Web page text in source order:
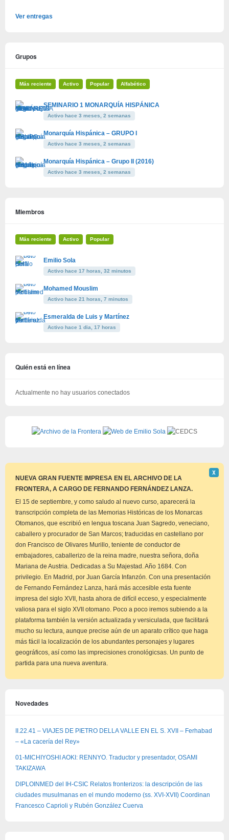
Ver entregas
Grupos
Más reciente Activo Popular Alfabético
SEMINARIO 1 MONARQUÍA HISPÁNICA
Activo hace 3 meses, 2 semanas
Monarquía Hispánica – GRUPO I
Activo hace 3 meses, 2 semanas
Monarquía Hispánica – Grupo II (2016)
Activo hace 3 meses, 2 semanas
Miembros
Más reciente Activo Popular
Emilio Sola
Activo hace 17 horas, 32 minutos
Mohamed Mouslim
Activo hace 21 horas, 7 minutos
Esmeralda de Luis y Martínez
Activo hace 1 dia, 17 horas
Quién está en línea
Actualmente no hay usuarios conectados
NUEVA GRAN FUENTE IMPRESA EN EL ARCHIVO DE LA
FRONTERA, A CARGO DE FERNANDO FERNÁNDEZ LANZA.
este
Χ
El 15 de septiembre, y como saludo al nuevo curso, aparecerá la
transcripción completa de las Memorias Históricas de los Monarcas
Otomanos, que escribió en lengua toscana Juan Sagredo, veneciano,
caballero y procurador de San Marcos; traducidas en castellano por
don Francisco de Olivares Murillo, teniente de conductor de
embajadores, caballerizo de la reina madre, nuestra señora, doña
Mariana de Austria. Dedicadas a Su Majestad. Año 1684. Con
privilegio. En Madrid, por Juan García Infanzón. Con una presentación
de Fernando Fernández Lanza, hará más accesible esta fuente
impresa del siglo XVII, hasta ahora de difícil ecceso, y especialmente
valiosa para el siglo XVII otomano. Poco a poco iremos subiendo a la
plataforma también la versión actualizada y versiculada, que facilitará
mucho su lectura, aunque precise aún de un aparato crítico que haga
más fácil la localización de los abundantes personajes y lugares
geográficos, así como las imprecisiones cronológicsas. Un punto de
partida para una nueva aventura.
Novedades
II.22.41 – VIAJES DE PIETRO DELLA VALLE EN EL S. XVII – Ferhabad
– «La cacería del Rey»
01-MICHIYOSHI AOKI: RENNYO. Traductor y presentador, OSAMI
TAKIZAWA
DIPLOINMED del IH-CSIC Relatos fronterizos: la descripción de las
ciudades musulmanas en el mundo moderno (ss. XVI-XVII) Coordinan
Francesco Caprioli y Rubén González Cuerva